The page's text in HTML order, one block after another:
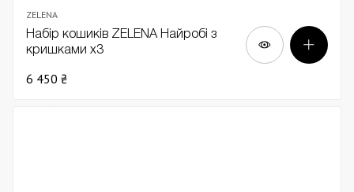
ZELENA
Набір кошиків ZELENA Найробі з
кришками х3
6 450 ₴